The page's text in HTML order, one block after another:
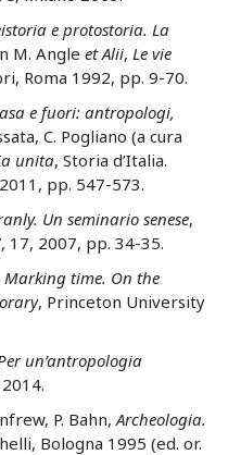
e protostoria. La
M. Angle et Alii, Le vie
Roma 1992, pp. 9-70.
e fuori: antropologi,
C. Pogliano (a cura
unita, Storia d’Italia.
pp. 547-573.
Un seminario senese,
17, 2007, pp. 34-35.
Marking time. On the
, Princeton University
un’antropologia
P. Bahn, Archeologia.
Bologna 1995 (ed. or.